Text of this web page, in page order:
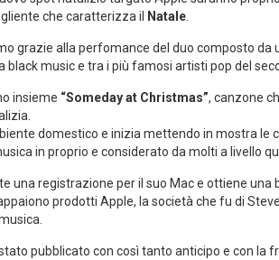
che caratterizza il
Natale.
grazie alla perfomance del duo composto
black music e tra i più famosi artisti pop del
insieme “Someday at Christmas”, canzone
domestico e inizia mettendo in mostra
in proprio e considerato da molti a livello
una registrazione per il suo Mac e ottiene una
prodotti Apple, la società che fu di
pubblicato con così tanto anticipo e con la